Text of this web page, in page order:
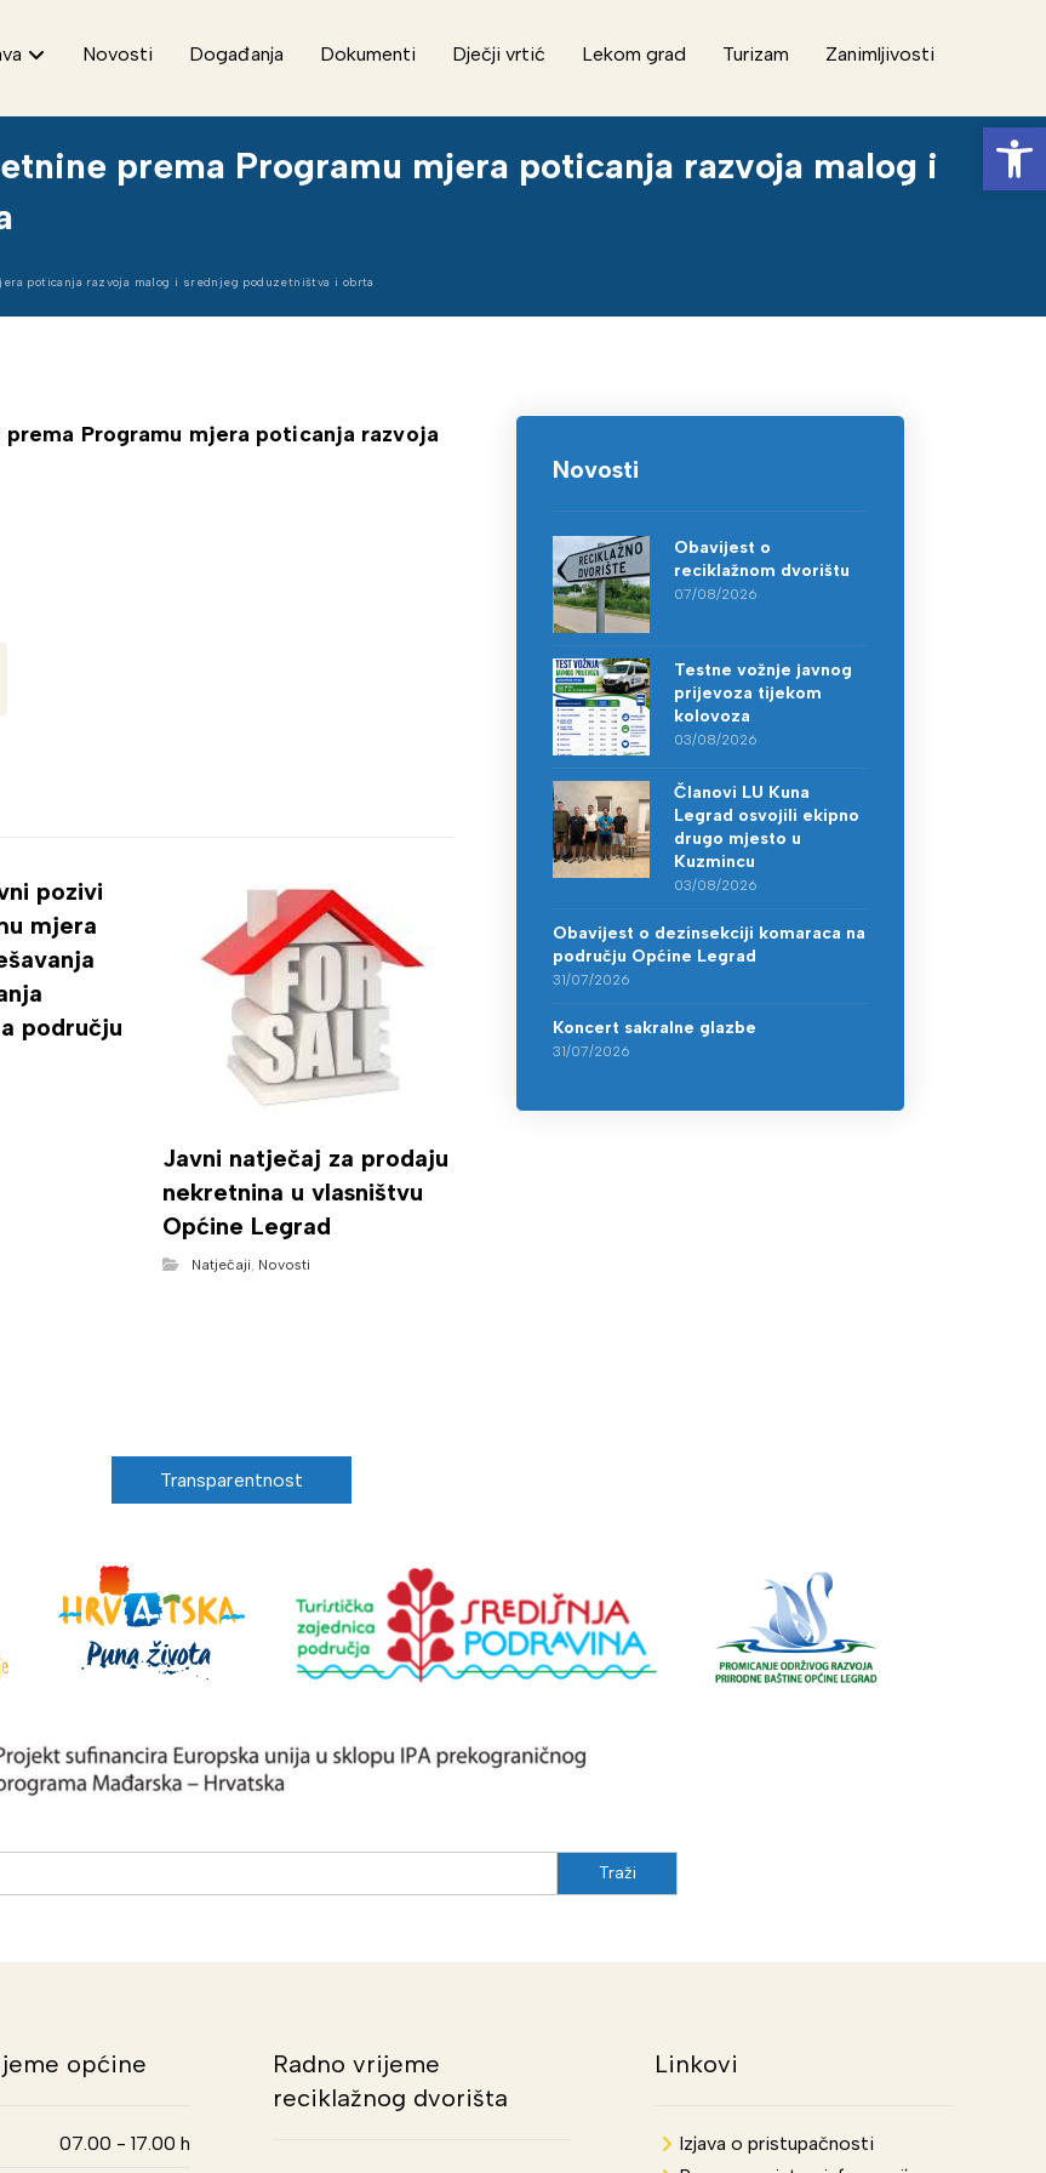
Novosti Događanja Dokumenti Dječji vrtić Lekom grad Turizam
Zanimljivosti
prema Programu mjera poticanja razvoja malog i
poticanja razvoja malog i srednjeg poduzetništva i obrta
prema Programu mjera poticanja razvoja
pozivi
mjera
području
Javni natječaj za prodaju
nekretnina u vlasništvu
Općine Legrad
Natječaji, Novosti
Novosti
Obavijest o
reciklažnom dvorištu
07/08/2026
Testne vožnje javnog
prijevoza tijekom
kolovoza
03/08/2026
Članovi LU Kuna
Legrad osvojili ekipno
drugo mjesto u
Kuzmincu
03/08/2026
Obavijest o dezinsekciji komaraca na
području Općine Legrad
31/07/2026
Koncert sakralne glazbe
31/07/2026
Transparentnost
općine
07.00 - 17.00 h
Radno vrijeme
reciklažnog dvorišta
Linkovi
Izjava o pristupačnosti